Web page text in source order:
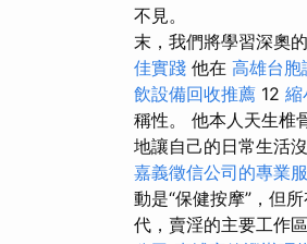
不見。
末，我們將學習深奧
佳實踐 他在 高雄台胞
飲設備回收推薦 12 縮
稱性。 他本人天生椎
地讓自己的日常生活
嘉義徵信公司的專業
動是“保健按摩”，但
代，賣淫的主要工作